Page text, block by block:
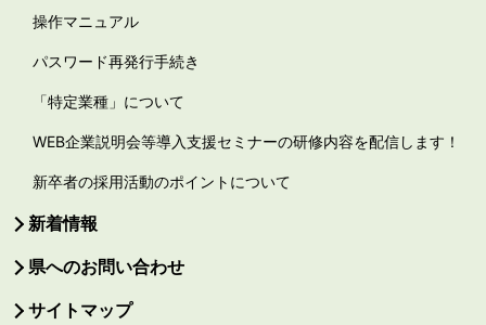
操作マニュアル
パスワード再発行手続き
「特定業種」について
WEB企業説明会等導入支援セミナーの研修内容を配信します！
新卒者の採用活動のポイントについて
新着情報
県へのお問い合わせ
サイトマップ